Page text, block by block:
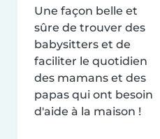
Une façon belle et
sûre de trouver des
babysitters et de
faciliter le quotidien
des mamans et des
papas qui ont besoin
d'aide à la maison !